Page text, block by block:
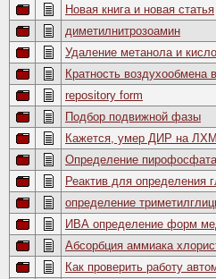
Новая книга и новая статья
диметилнитрозоамин
Удаление метанола и
Кратность
repository form
Подбор подвижной фазы
Кажется, умер ДИР на
Определение
Реактив для определения
определение
ИВА определение форм
Абсорбция аммиака
Как проверить работу